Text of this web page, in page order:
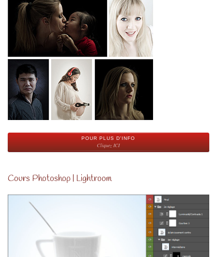
POUR PLUS D'INFO
Cliquez ICI
Cours Photoshop | Lightroom